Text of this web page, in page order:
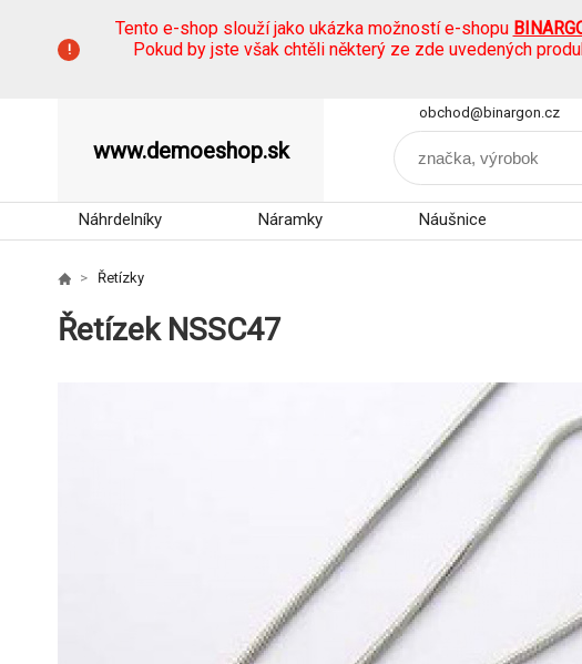
Tento e-shop slouží jako ukázka možností e-shopu
Pokud by jste však chtěli některý ze zde uvedených
www.demoeshop.sk
obchod@binargon.cz
Náhrdelníky Náramky Náušnice
Řetízky
Řetízek NSSC47